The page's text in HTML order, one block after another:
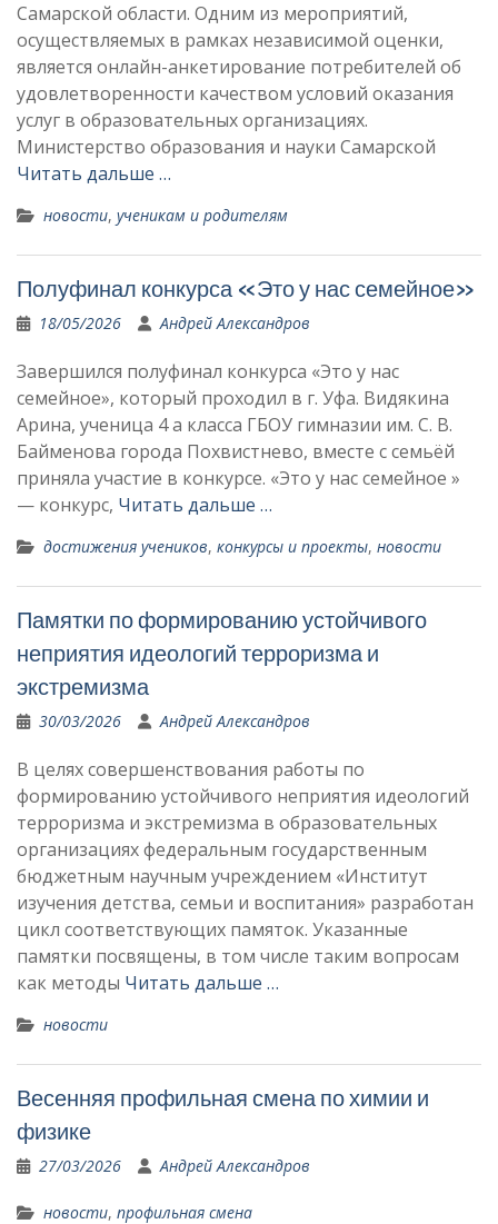
Самарской области. Одним из мероприятий,
осуществляемых в рамках независимой оценки,
является онлайн-анкетирование потребителей об
удовлетворенности качеством условий оказания
услуг в образовательных организациях.
Министерство образования и науки Самарской
Читать дальше …
новости, ученикам и родителям
Полуфинал конкурса «Это у нас семейное»
18/05/2026 Андрей Александров
Завершился полуфинал конкурса «Это у нас
семейное», который проходил в г. Уфа. Видякина
Арина, ученица 4 а класса ГБОУ гимназии им. С. В.
Байменова города Похвистнево, вместе с семьёй
приняла участие в конкурсе. «Это у нас семейное »
— конкурс, Читать дальше …
достижения учеников, конкурсы и проекты, новости
Памятки по формированию устойчивого
неприятия идеологий терроризма и
экстремизма
30/03/2026 Андрей Александров
В целях совершенствования работы по
формированию устойчивого неприятия идеологий
терроризма и экстремизма в образовательных
организациях федеральным государственным
бюджетным научным учреждением «Институт
изучения детства, семьи и воспитания» разработан
цикл соответствующих памяток. Указанные
памятки посвящены, в том числе таким вопросам
как методы Читать дальше …
новости
Весенняя профильная смена по химии и
физике
27/03/2026 Андрей Александров
новости, профильная смена